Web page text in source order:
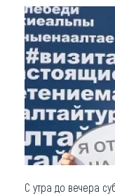
Что
О регионе
Коллекция
Другие
С утра до вечера